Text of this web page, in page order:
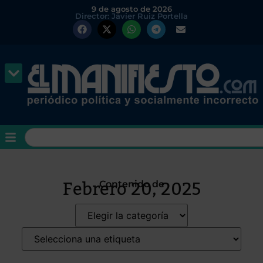
9 de agosto de 2026
Director: Javier Ruiz Portella
Contenido de
Febrero 20, 2025